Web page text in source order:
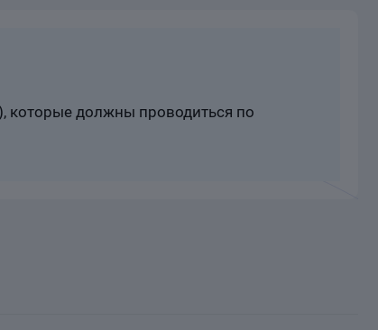
которые должны проводиться по